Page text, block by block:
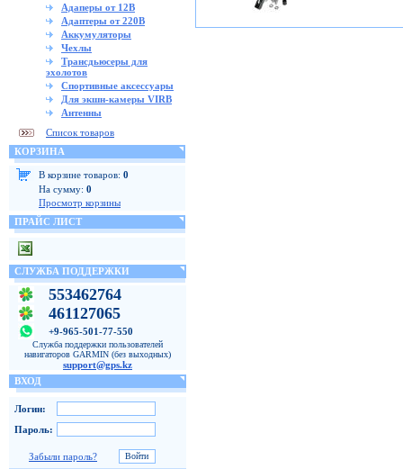
Адаперы от 12В
Адаптеры от 220В
Аккумуляторы
Чехлы
Трансдьюсеры для
эхолотов
Спортивные аксессуары
Для экшн-камеры VIRB
Антенны
Список товаров
КОРЗИНА
В корзине товаров: 0
На сумму: 0
Просмотр корзины
ПРАЙС ЛИСТ
СЛУЖБА ПОДДЕРЖКИ
553462764
461127065
+9-965-501-77-550
Служба поддержки пользователей
навигаторов GARMIN (без выходных)
support@gps.kz
ВХОД
Логин:
Пароль:
Забыли пароль?